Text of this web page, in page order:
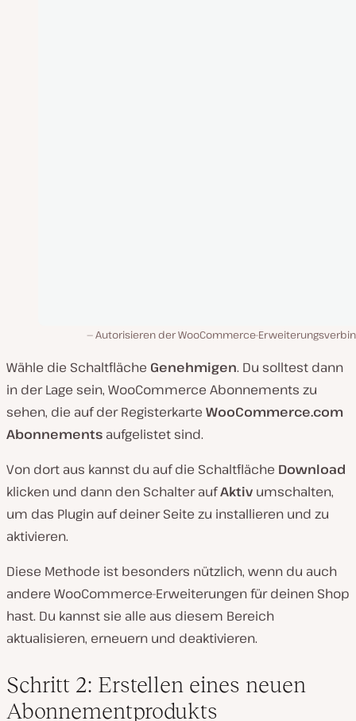
Autorisieren der WooCommerce-
Wähle die Schaltfläche Genehmigen. Du solltest dann
in der Lage sein, WooCommerce Abonnements zu
sehen, die auf der Registerkarte WooCommerce.com
Abonnements aufgelistet sind.
Von dort aus kannst du auf die Schaltfläche Download
klicken und dann den Schalter aufAktiv umschalten,
um das Plugin auf deiner Seite zu installieren und zu
aktivieren.
Diese Methode ist besonders nützlich, wenn du auch
andere WooCommerce-Erweiterungen für deinen Shop
hast. Du kannst sie alle aus diesem Bereich
aktualisieren, erneuern und deaktivieren.
Schritt 2: Erstellen eines neuen
Abonnementprodukts